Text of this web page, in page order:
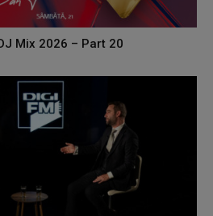
Mix 2026 – Part 20